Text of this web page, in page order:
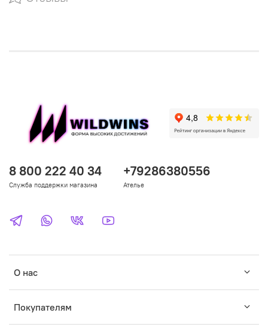
О нас
Покупателям
8 800 222 40 34
Служба поддержки магазина
+79286380556
Ателье